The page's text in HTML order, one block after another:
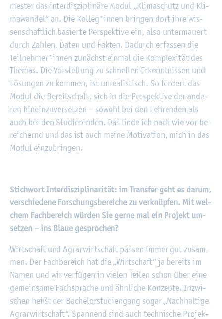
mes­ter das in­ter­dis­zi­pli­nä­re Modul „Kli­ma­schutz und Kli­
ma­wan­del“ an. Die Kol­leg*innen brin­gen dort ihre wis­
sen­schaft­lich ba­sier­te Per­spek­ti­ve ein, also un­ter­mau­ert
durch Zah­len, Daten und Fak­ten. Da­durch er­fas­sen die
Teil­neh­mer*innen zu­nächst ein­mal die Kom­ple­xi­tät des
The­mas. Die Vor­stel­lung zu schnel­len Er­kennt­nis­sen und
Lö­sun­gen zu kom­men, ist un­rea­lis­tisch. So för­dert das
Modul die Be­reit­schaft, sich in die Per­spek­ti­ve der an­de­
ren hin­ein­zu­ver­set­zen – so­wohl bei den Leh­ren­den als
auch bei den Stu­die­ren­den. Das finde ich nach wie vor be­
rei­chernd und das ist auch meine Mo­ti­va­ti­on, mich in das
Modul ein­zu­brin­gen.
Stich­wort In­ter­dis­zi­pli­na­ri­tät: im Trans­fer geht es darum,
ver­schie­de­ne For­schungs­be­rei­che zu ver­knüp­fen. Mit wel­
chem Fach­be­reich wür­den Sie gerne mal ein Pro­jekt um­
set­zen – ins Blaue ge­spro­chen?
Wirt­schaft und Agrar­wirt­schaft pas­sen immer gut zu­sam­
men. Der Fach­be­reich hat die „Wirt­schaft“ ja be­reits im
Namen und wir ver­fü­gen in vie­len Tei­len schon über eine
ge­mein­sa­me Fach­spra­che und ähn­li­che Kon­zep­te. In­zwi­
schen heißt der Ba­che­lor­stu­di­en­gang sogar „Nach­hal­ti­ge
Agrar­wirt­schaft“. Span­nend sind auch tech­ni­sche Pro­jek­